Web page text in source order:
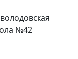
№42